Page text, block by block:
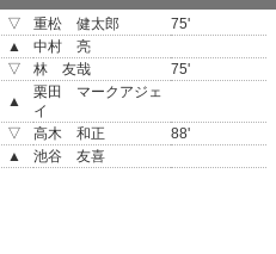
▽
重松 健太郎
75'
▲
中村 亮
▽
林 友哉
75'
▲
栗田 マークアジェ
イ
▽
高木 和正
88'
▲
池谷 友喜